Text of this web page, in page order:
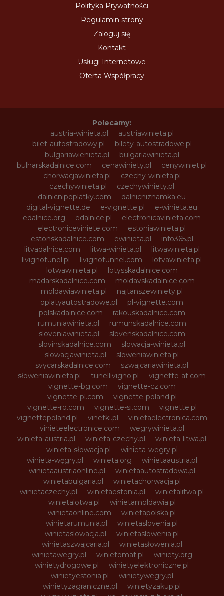
Polityka Prywatności
Regulamin strony
Zaloguj się
Kontakt
Usługi Internetowe
Oferta Współpracy
Polecamy:
austria-winieta.pl
austriawinieta.pl
bilet-autostradowy.pl
bilety-autostradowe.pl
bulgariawienieta.pl
bulgariawinieta.pl
bulharskadalnice.com
cenawiniety.pl
cenywiniet.pl
chorwacjawinieta.pl
czechy-winieta.pl
czechywinieta.pl
czechywiniety.pl
dalnicnipoplatky.com
dalnicniznamka.eu
digital-vignette.de
e-vignette.pl
e-winieta.eu
edalnice.org
edalnice.pl
electronicavinieta.com
electroniceviniete.com
estoniawinieta.pl
estonskadalnice.com
ewinieta.pl
info365.pl
litvadalnice.com
litwa-winieta.pl
litwawinieta.pl
livignotunel.pl
livignotunnel.com
lotvawinieta.pl
lotwawinieta.pl
lotysskadalnice.com
madarskadalnice.com
moldavskadalnice.com
moldawiawinieta.pl
najtanszewiniety.pl
oplatyautostradowe.pl
pl-vignette.com
polskadalnice.com
rakouskadalnice.com
rumuniawinieta.pl
rumunskadalnice.com
sloveniawinieta.pl
slovenskadalnice.com
slovinskadalnice.com
slowacja-winieta.pl
slowacjawinieta.pl
sloweniawinieta.pl
svycarskadalnice.com
szwajcariawinieta.pl
słoweniawinieta.pl
tunellivigno.pl
vignette-at.com
vignette-bg.com
vignette-cz.com
vignette-pl.com
vignette-poland.pl
vignette-ro.com
vignette-si.com
vignette.pl
vignettepoland.pl
vinetki.pl
vinietaelectronica.com
vinieteelectronice.com
wegrywinieta.pl
winieta-austria.pl
winieta-czechy.pl
winieta-litwa.pl
winieta-słowacja.pl
winieta-wegry.pl
winieta-węgry.pl
winieta.org
winietaaustria.pl
winietaaustriaonline.pl
winietaautostradowa.pl
winietabulgaria.pl
winietachorwacja.pl
winietaczechy.pl
winietaestonia.pl
winietalitwa.pl
winietalotwa.pl
winietamoldawia.pl
winietaonline.com
winietapolska.pl
winietarumunia.pl
winietaslovenia.pl
winietaslowacja.pl
winietaslowenia.pl
winietaszwajcaria.pl
winietasłowenia.pl
winietawegry.pl
winietomat.pl
winiety.org
winietydrogowe.pl
winietyelektroniczne.pl
winietyestonia.pl
winietywegry.pl
winietyzagraniczne.pl
winietyzakup.pl